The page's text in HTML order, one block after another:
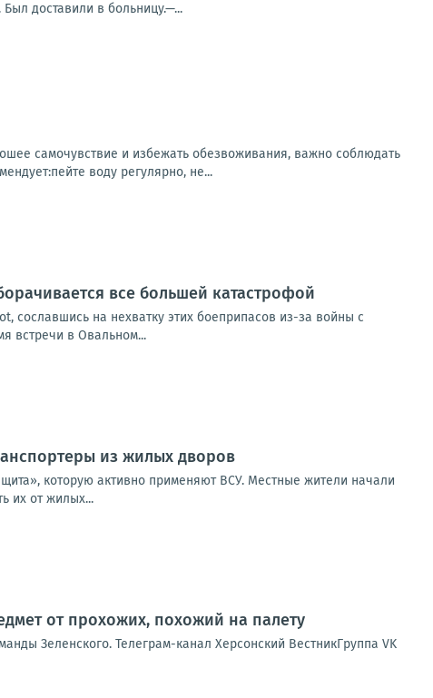
доставили в больницу.—...
самочувствие и избежать обезвоживания, важно соблюдать
воду регулярно, не...
все большей катастрофой
сославшись на нехватку этих боеприпасов из-за войны с
встречи в Овальном...
из жилых дворов
которую активно применяют ВСУ. Местные жители начали
их от жилых...
от прохожих, похожий на палету
Зеленского. Телеграм-канал Херсонский ВестникГруппа VK